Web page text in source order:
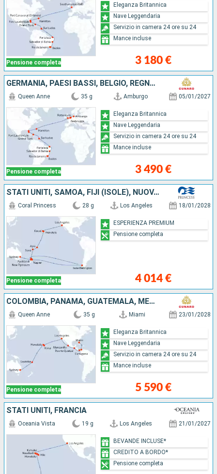
Pensione completa 3 180 €
Eleganza Britannica
Nave Leggendaria
Servizio in camera 24 ore su 24
Mance incluse
GERMANIA, PAESI BASSI, BELGIO, REGNO UNITO, STATI UNITI, ISOLE TURKS E CAICOS, BARBADOS, BRASILE
Pensione completa
Queen Anne 35 g Amburgo 05/01/2027
3 490 €
Eleganza Britannica
Nave Leggendaria
Servizio in camera 24 ore su 24
Mance incluse
STATI UNITI, SAMOA, FIJI (ISOLE), NUOVA ZELANDA, CILE, AUSTRALIA
Pensione completa
Coral Princess 28 g Los Angeles 18/01/2028
4 014 €
ESPERIENZA PREMIUM
Pensione completa
COLOMBIA, PANAMA, GUATEMALA, MESSICO, STATI UNITI, FRANCIA, FIJI (ISOLE), AUSTRALIA
Pensione completa
Queen Anne 35 g Miami 23/01/2028
5 590 €
Eleganza Britannica
Nave Leggendaria
Servizio in camera 24 ore su 24
Mance incluse
STATI UNITI, FRANCIA
Oceania Vista 19 g Los Angeles 21/01/2027
BEVANDE INCLUSE*
CREDITO A BORDO*
Pensione completa